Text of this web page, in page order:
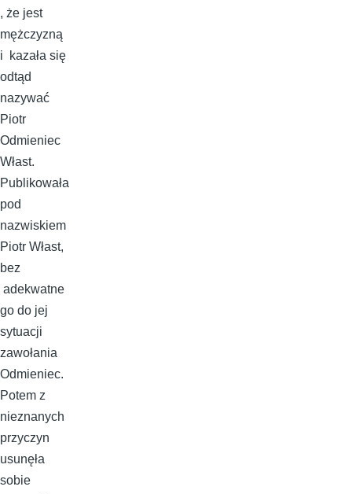
, że jest
mężczyzną
i kazała się
odtąd
nazywać
Piotr
Odmieniec
Włast.
Publikowała
pod
nazwiskiem
Piotr Włast,
bez
adekwatne
go do jej
sytuacji
zawołania
Odmieniec.
Potem z
nieznanych
przyczyn
usunęła
sobie